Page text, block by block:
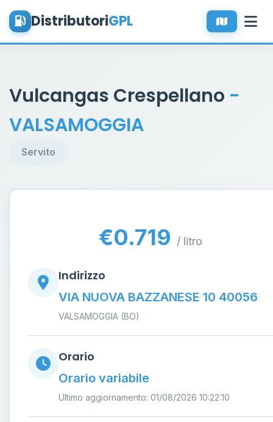
DistributoriGPL
Vulcangas Crespellano -
VALSAMOGGIA
Servito
€0.719 / litro
Indirizzo
VIA NUOVA BAZZANESE 10 40056
VALSAMOGGIA (BO)
Orario
Orario variabile
Ultimo aggiornamento: 01/08/2026 10:22:10